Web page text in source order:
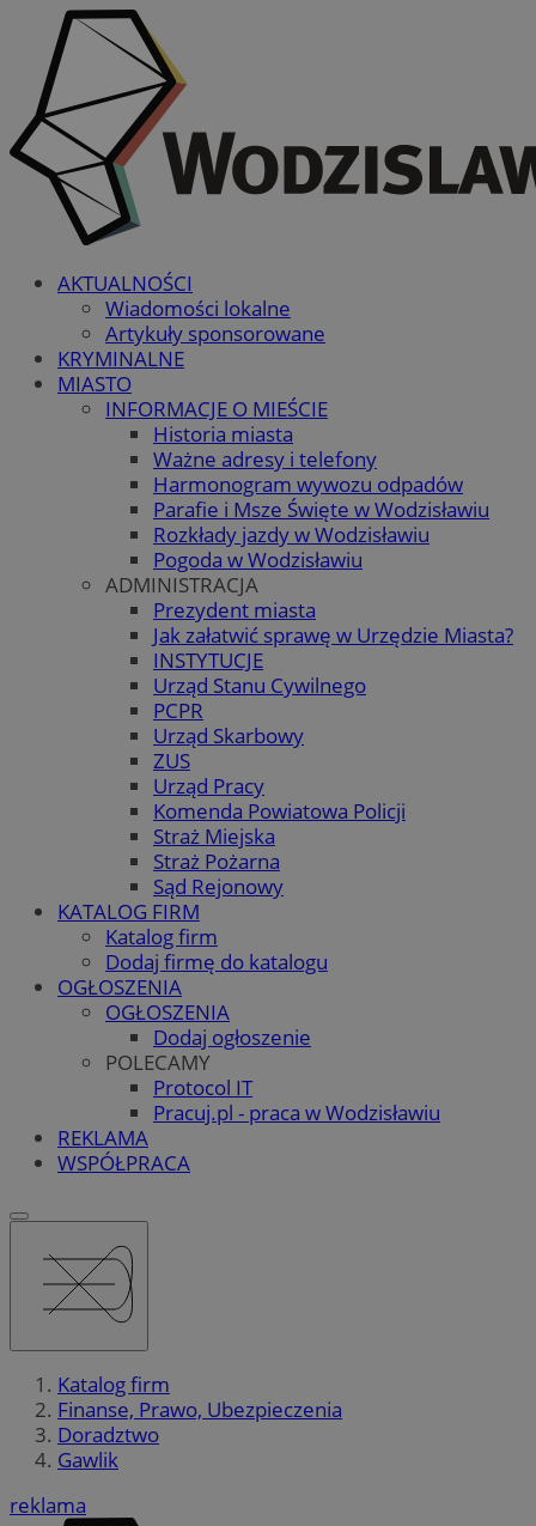
AKTUALNOŚCI
Wiadomości lokalne
Artykuły sponsorowane
KRYMINALNE
MIASTO
INFORMACJE O MIEŚCIE
Historia miasta
Ważne adresy i telefony
Harmonogram wywozu odpadów
Parafie i Msze Święte w Wodzisławiu
Rozkłady jazdy w Wodzisławiu
Pogoda w Wodzisławiu
ADMINISTRACJA
Prezydent miasta
Jak załatwić sprawę w Urzędzie Miasta?
INSTYTUCJE
Urząd Stanu Cywilnego
PCPR
Urząd Skarbowy
ZUS
Urząd Pracy
Komenda Powiatowa Policji
Straż Miejska
Straż Pożarna
Sąd Rejonowy
KATALOG FIRM
Katalog firm
Dodaj firmę do katalogu
OGŁOSZENIA
OGŁOSZENIA
Dodaj ogłoszenie
POLECAMY
Protocol IT
Pracuj.pl - praca w Wodzisławiu
REKLAMA
WSPÓŁPRACA
Katalog firm
Finanse, Prawo, Ubezpieczenia
Doradztwo
Gawlik
reklama